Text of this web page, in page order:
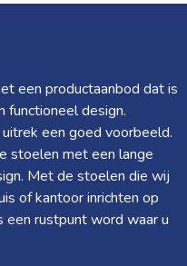
een productaanbod dat is
functioneel design.
een goed voorbeeld.
stoelen met een lange
Met de stoelen die wij
of kantoor inrichten op
een rustpunt word waar u